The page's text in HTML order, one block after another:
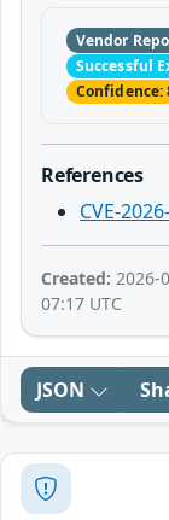
Vendor
Successful
Confidence:
References
CVE-
Created: 2026-
07:17 UTC
JSON